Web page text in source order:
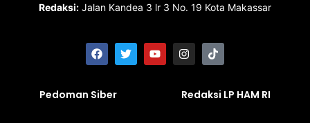
Redaksi: Jalan Kandea 3 lr 3 No. 19 Kota Makassar
Pedoman Siber Redaksi LP HAM RI